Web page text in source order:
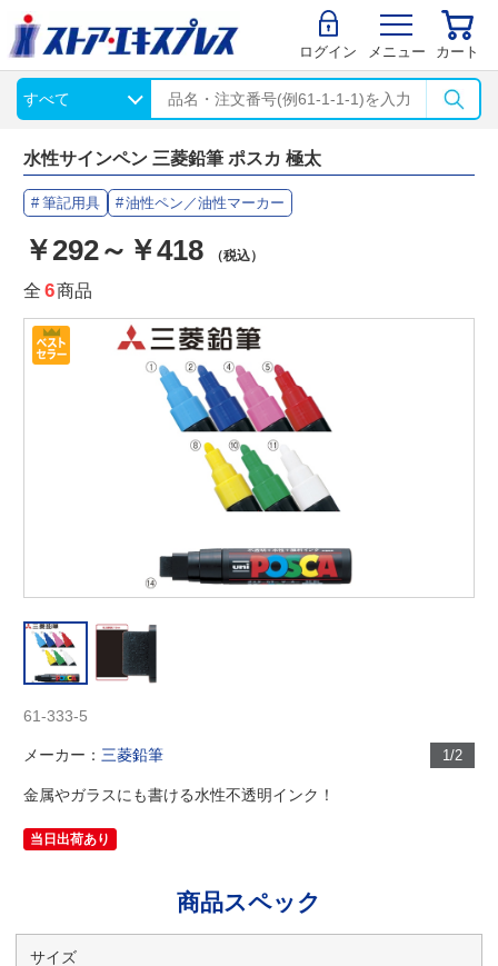
ログイン メニュー カート
水性サインペン 三菱鉛筆 ポスカ 極太
筆記用具 油性ペン／油性マーカー
￥292～￥418 （税込）
全 6商品
1/2
61-333-5
メーカー：三菱鉛筆
金属やガラスにも書ける水性不透明インク！
当日出荷あり
商品スペック
サイズ